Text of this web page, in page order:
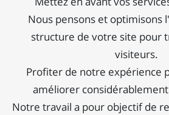
Nous pensons et optimisons
structure de votre site pour
visiteurs.
Profiter de notre expérience
améliorer
Notre travail a pour objectif de